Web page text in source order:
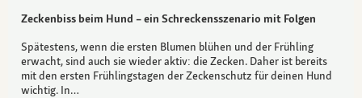
Zeckenbiss beim Hund – ein Schreckensszenario mit Folgen
Spätestens, wenn die ersten Blumen blühen und der Frühling
erwacht, sind auch sie wieder aktiv: die Zecken. Daher ist bereits
mit den ersten Frühlingstagen der Zeckenschutz für deinen Hund
wichtig. In…